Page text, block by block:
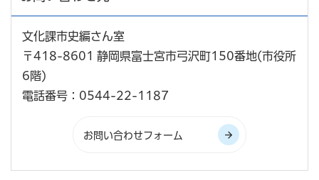
文化課市史編さん室
〒418-8601 静岡県富士宮市弓沢町150番地(市役所
6階)
電話番号：0544-22-1187